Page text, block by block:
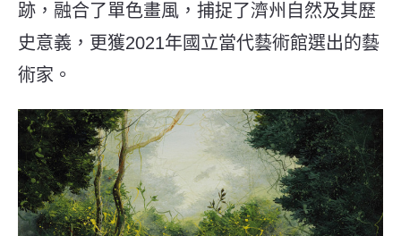
跡，融合了單色畫風，捕捉了濟州自然及其歷
史意義，更獲2021年國立當代藝術館選出的藝
術家。